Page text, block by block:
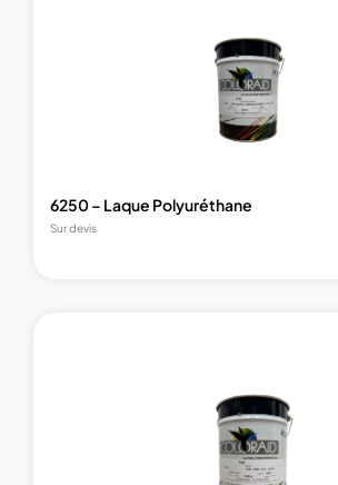
6250 – Laque Polyuréthane
Sur devis